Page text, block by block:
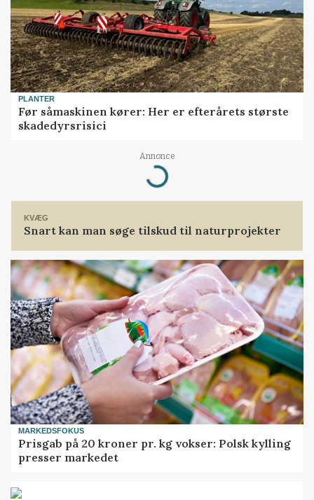
PLANTER
Før såmaskinen kører: Her er efterårets største
skadedyrsrisici
Annonce
Loading...
KVÆG
Snart kan man søge tilskud til naturprojekter
MARKEDSFOKUS
Prisgab på 20 kroner pr. kg vokser: Polsk kylling
presser markedet